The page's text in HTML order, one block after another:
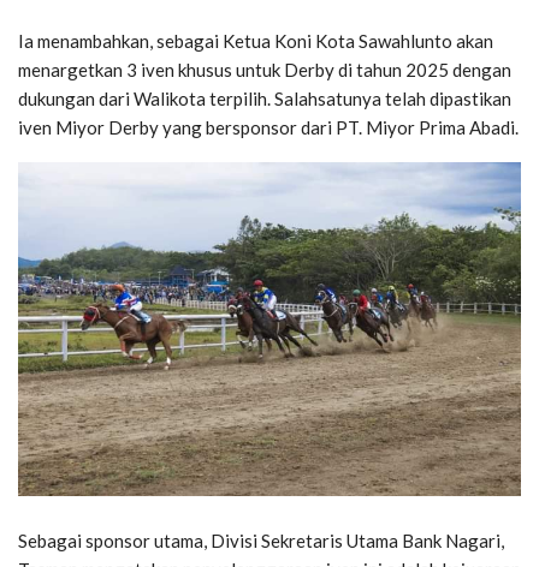
Ia menambahkan, sebagai Ketua Koni Kota Sawahlunto akan
menargetkan 3 iven khusus untuk Derby di tahun 2025 dengan
dukungan dari Walikota terpilih. Salahsatunya telah dipastikan
iven Miyor Derby yang bersponsor dari PT. Miyor Prima Abadi.
Sebagai sponsor utama, Divisi Sekretaris Utama Bank Nagari,